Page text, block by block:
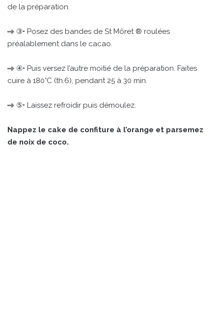
de la préparation.
③• Posez des bandes de St Môret ® roulées
préalablement dans le cacao.
④• Puis versez l’autre moitié de la préparation. Faites
cuire à 180°C (th.6), pendant 25 à 30 min.
⑤• Laissez refroidir puis démoulez.
Nappez le cake de confiture à l’orange et parsemez
de noix de coco.